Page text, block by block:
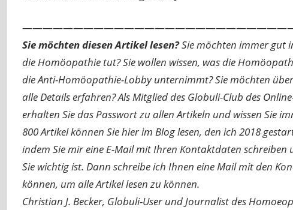
Sie möchten diesen Artikel lesen?Sie möchten immer gut
die Homöopathie tut? Sie wollen wissen, was die
die Anti-Homöopathie-Lobby unternimmt? Sie möchten
alle Details erfahren? Als Mitglied des Globuli-Club des
erhalten Sie das Passwort zu allen Artikeln und wissen Sie
800 Artikel können Sie hier im Blog lesen, den ich 2018
indem Sie mir eine E-Mail mit Ihren Kontaktdaten
Sie wichtig ist. Dann schreibe ich Ihnen eine Mail mit den
können, um alle Artikel lesen zu können.
Christian J. Becker, Globuli-User und Journalist des